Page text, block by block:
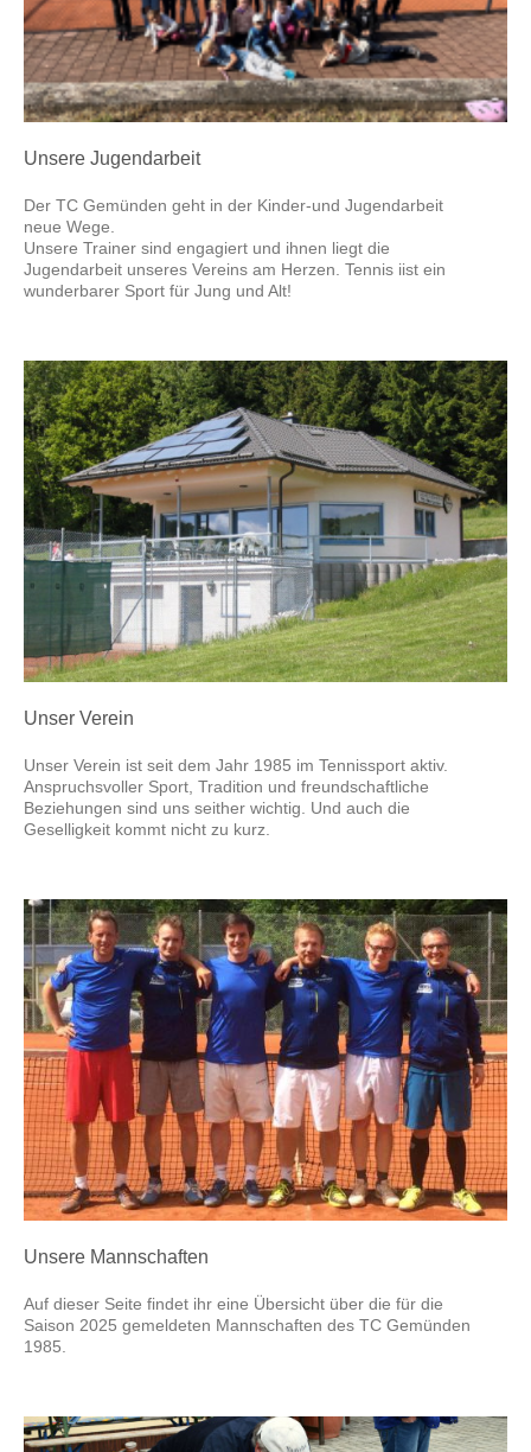
Unsere Jugendarbeit
Der TC Gemünden geht in der Kinder-und Jugendarbeit
neue Wege.
Unsere Trainer sind engagiert und ihnen liegt die
Jugendarbeit unseres Vereins am Herzen. Tennis iist ein
wunderbarer Sport für Jung und Alt!
Unser Verein
Unser Verein ist seit dem Jahr 1985 im Tennissport aktiv.
Anspruchsvoller Sport, Tradition und freundschaftliche
Beziehungen sind uns seither wichtig. Und auch die
Geselligkeit kommt nicht zu kurz.
Unsere Mannschaften
Auf dieser Seite findet ihr eine Übersicht über die für die
Saison 2025 gemeldeten Mannschaften des TC Gemünden
1985.